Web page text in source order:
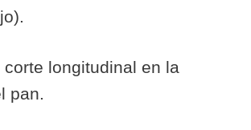
longitudinal en la
pan.